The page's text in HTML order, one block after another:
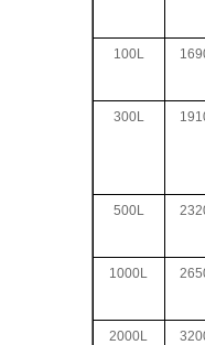
100L
300L
500L
1000L
2000L